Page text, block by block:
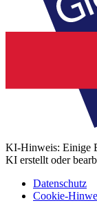
KI-Hinweis: Einige
KI erstellt oder
Datenschutz
Cookie-